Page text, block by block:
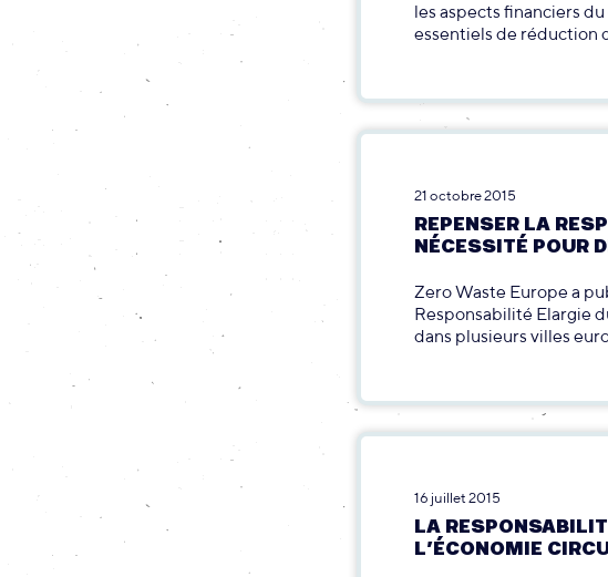
les aspects financiers
essentiels de réduction
21 octobre 2015
REPENSER LA
NÉCESSITÉ POUR
Zero Waste Europe a
Responsabilité Elargie
dans plusieurs villes
16 juillet 2015
LA
L’ÉCONOMIE